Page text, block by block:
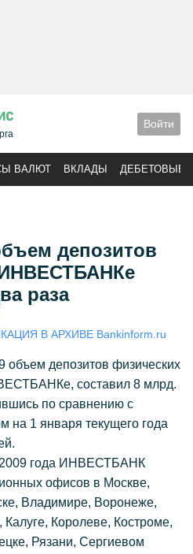
Войти
ВАЛЮТ ВКЛАДЫ ДЕБЕТОВЫЕ
депозитов
раза
В АРХИВЕ Bankinform.ru
объем депозитов физических
составил 8 млрд.
по сравнению с
на 1 января текущего года
2009 года ИНВЕСТБАНК
офисов в Москве,
Владимире, Воронеже,
Королеве, Костроме,
Рязани, Сергиевом